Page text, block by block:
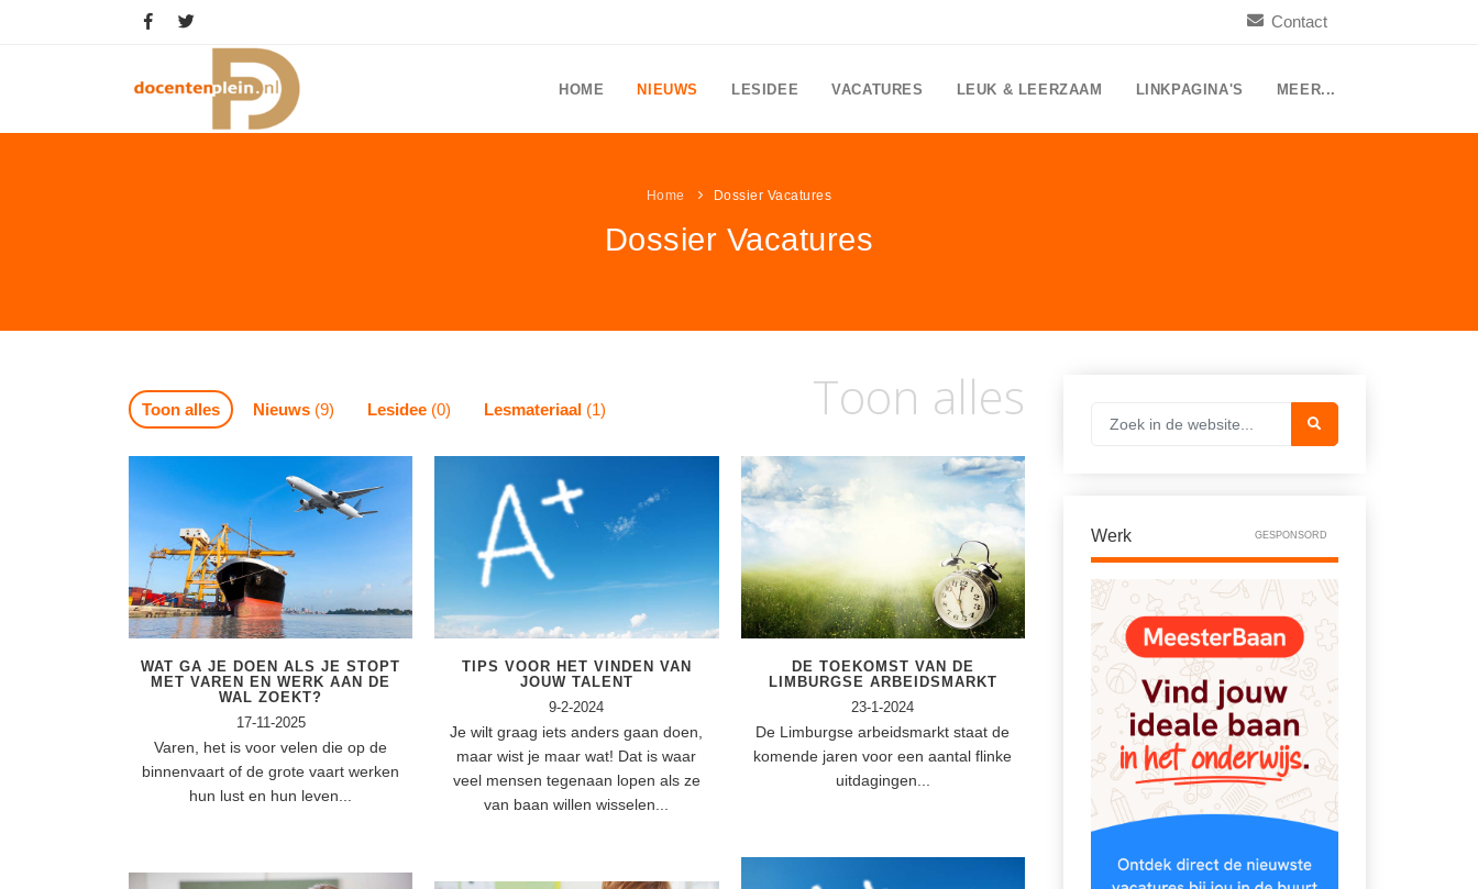
Contact
HOME NIEUWS LESIDEE VACATURES LEUK & LEERZAAM LINKPAGINA'S MEER...
Home Dossier Vacatures
Dossier Vacatures
Toon alles Nieuws (9) Lesidee (0) Lesmateriaal (1) Toon alles
WAT GA JE DOEN ALS JE STOPT
MET VAREN EN WERK AAN DE
WAL ZOEKT?
17-11-2025
Varen, het is voor velen die op de
binnenvaart of de grote vaart werken
hun lust en hun leven...
TIPS VOOR HET VINDEN VAN
JOUW TALENT
9-2-2024
Je wilt graag iets anders gaan doen,
maar wist je maar wat! Dat is waar
veel mensen tegenaan lopen als ze
van baan willen wisselen...
DE TOEKOMST VAN DE
LIMBURGSE ARBEIDSMARKT
23-1-2024
De Limburgse arbeidsmarkt staat de
komende jaren voor een aantal flinke
uitdagingen...
Werk GESPONSORD